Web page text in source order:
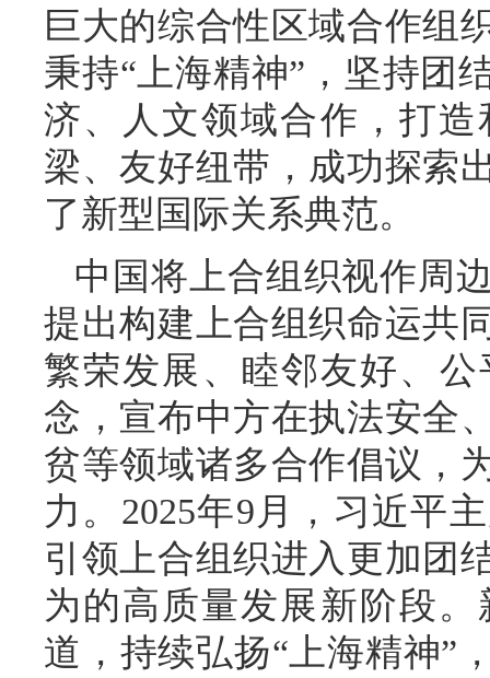
巨大的综合性区域合作组
秉持“上海精神”，坚持团
济、人文领域合作，打
梁、友好纽带，成功探索
了新型国际关系典范。
中国将上合组织视作周
提出构建上合组织命运共
繁荣发展、睦邻友好、
念，宣布中方在执法安全
贫等领域诸多合作倡议，
力。2025年9月，习近平
引领上合组织进入更加团
为的高质量发展新阶段
道，持续弘扬“上海精神”